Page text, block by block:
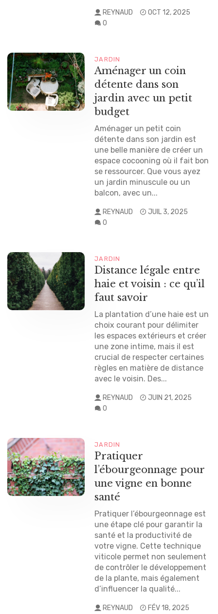
REYNAUD
OCT 12, 2025
0
JARDIN
Aménager un coin
détente dans son
jardin avec un petit
budget
Aménager un petit coin
détente dans son jardin est
une belle manière de créer un
espace cocooning où il fait bon
se ressourcer. Que vous ayez
un jardin minuscule ou un
balcon, avec un...
REYNAUD
JUIL 3, 2025
0
JARDIN
Distance légale entre
haie et voisin : ce qu’il
faut savoir
La plantation d’une haie est un
choix courant pour délimiter
les espaces extérieurs et créer
une zone intime, mais il est
crucial de respecter certaines
règles en matière de distance
avec le voisin. Des...
REYNAUD
JUIN 21, 2025
0
JARDIN
Pratiquer
l’ébourgeonnage pour
une vigne en bonne
santé
Pratiquer l’ébourgeonnage est
une étape clé pour garantir la
santé et la productivité de
votre vigne. Cette technique
viticole permet non seulement
de contrôler le développement
de la plante, mais également
d’influencer la qualité...
REYNAUD
FÉV 18, 2025